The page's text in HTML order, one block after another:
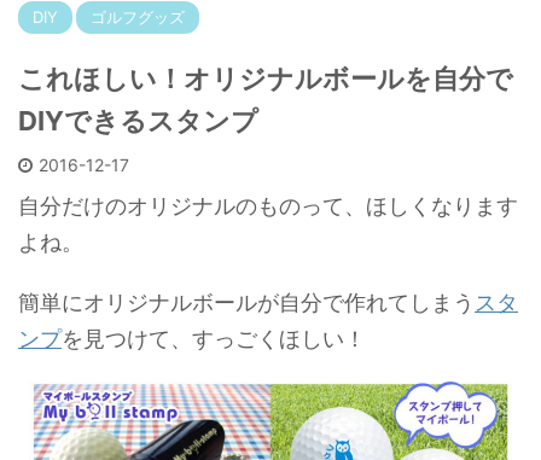
DIY ゴルフグッズ
これほしい！オリジナルボールを自分で
DIYできるスタンプ
2016-12-17
自分だけのオリジナルのものって、ほしくなります
よね。
簡単にオリジナルボールが自分で作れてしまう スタ
ンプを見つけて、すっごくほしい！